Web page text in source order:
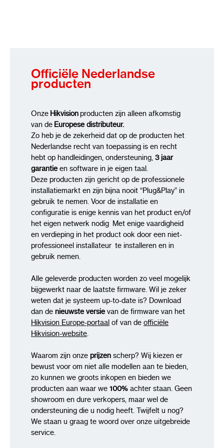
Simultaneous Live ViewUp to 6 channels
APIOpen Network Video Interface (Profile
Protocols
TCP/IP, ICMP, HTTP, HTTPS, FTP,
DHCP, DNS, DDNS, RTP, RTSP, NTP, UPnP,
SMTP, IGMP, 802.1X, QoS, IPv6, UDP,
Bonjour, SSL/TLS, PPPoE,SNMP
User/HostUp to 32 users. 3 user levels:
administrator, operator and user
SecurityPassword protection, complicated
password, HTTPS encryption, IP address
filter, Security Audit Log, basic and digest
authentication for HTTP/HTTPS, TLS 1.1/1.2,
WSSE and digest authentication for Open
Network Video Interface
Network StorageNAS (NFS, SMB/CIFS),
auto network replenishment (ANR)
Web Browser
Plug-in required live view: IE 10, IE 11
Plug-in free live view : Chrome 57.0+,
Local service: Chrome 57.0+, Firefox 52.0+
Image
Wide Dynamic Range (WDR) 120 dB
Day/Night SwitchDay, Night, Auto,
Schedule
Image Enhancement
Officiële Nederlandse
producten
Onze Hikvisionproducten zijn alleen afkomstig
van de Europese distributeur.
Zo heb je de zekerheid dat op de producten het
Nederlandse recht van toepassing is en recht
hebt op handleidingen, ondersteuning, 3 jaar
garantieen software in je eigen taal.
Deze producten zijn gericht op de professionele
installatiemarkt en zijn bijna nooit “Plug&Play” in
gebruik te nemen. Voor de installatie en
configuratie is enige kennis van het product en/of
het eigen netwerk nodig Met enige vaardigheid
en verdieping in het product ook door een niet-
professioneel installateur te installeren en in
gebruik nemen.
Alle geleverde producten worden zo veel mogelijk
bijgewerkt naar de laatste firmware. Wil je zeker
weten dat je systeem up-to-date is? Download
dan de nieuwste versievan de firmware van het
Hikvision Europe-portaal of van de officiële
Hikvision-website.
Waarom zijn onze prijzen scherp? Wij kiezen er
bewust voor om niet alle modellen aan te bieden,
zo kunnen we groots inkopen en bieden we
producten aan waar we 100% achter staan. Geen
showroom en dure verkopers, maar wel de
ondersteuning die u nodig heeft. Twijfelt u nog?
We staan u graag te woord over onze uitgebreide
service.